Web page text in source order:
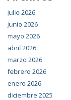
julio 2026
junio 2026
mayo 2026
abril 2026
marzo 2026
febrero 2026
enero 2026
diciembre 2025